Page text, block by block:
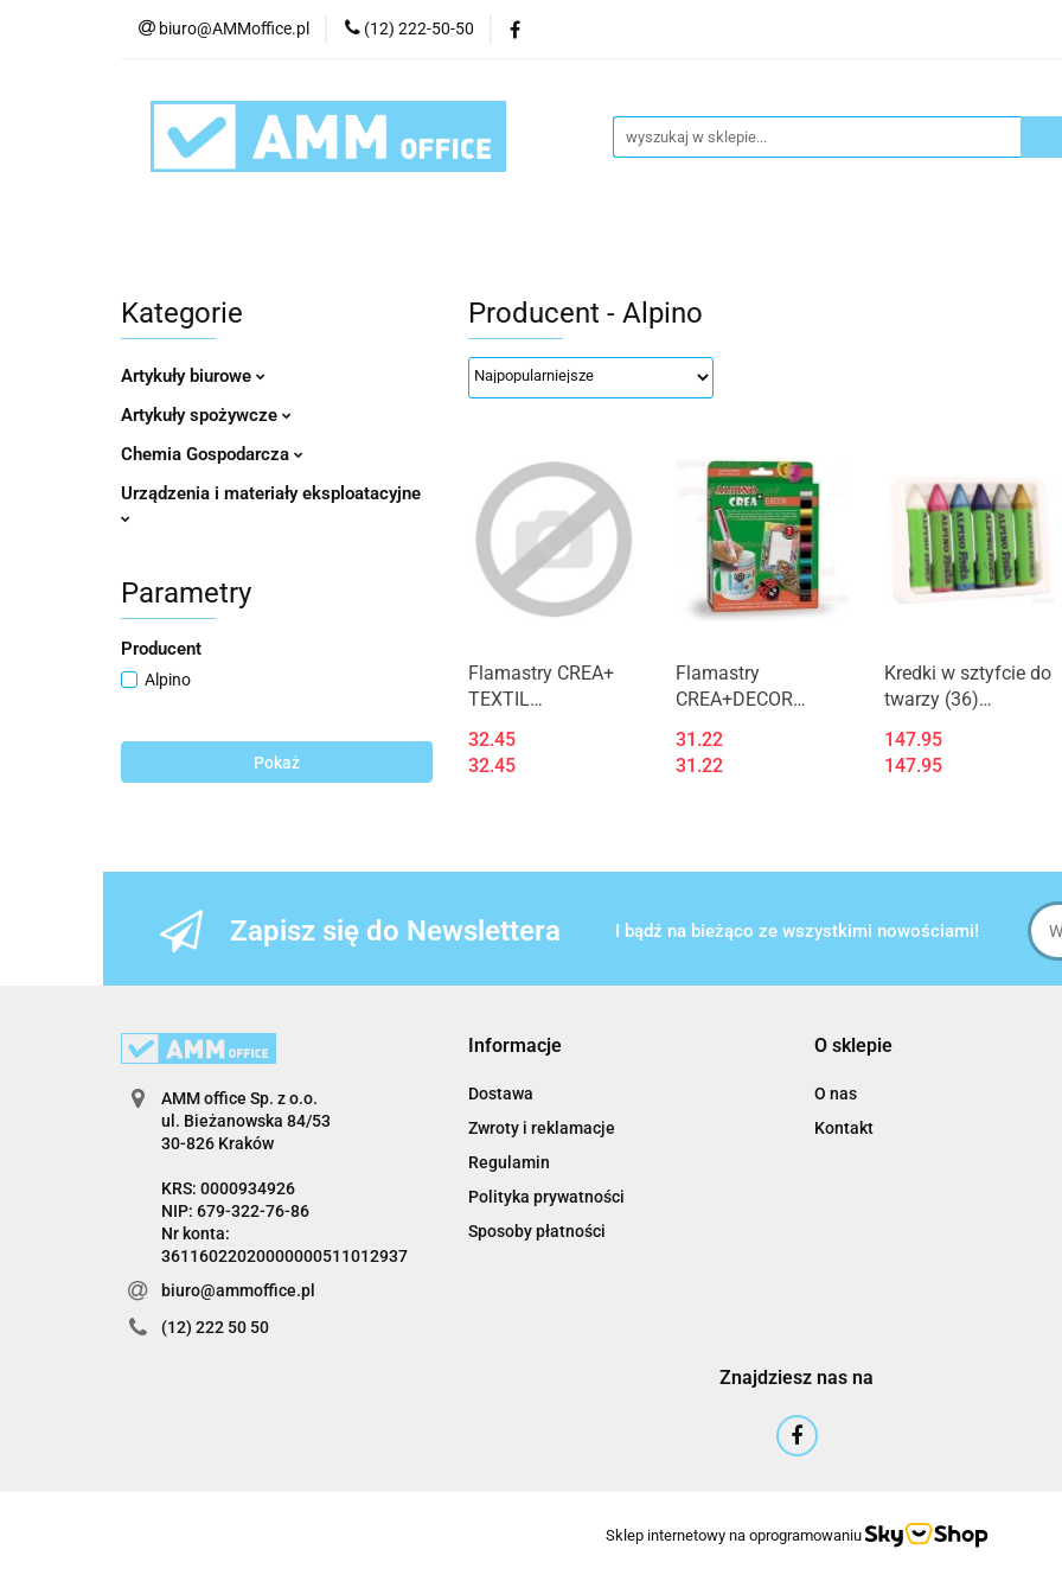
biuro@AMMoffice.pl (12) 222-50-50
Kategorie Artykuły biurowe
Urządzenia i eksploatacja Blog Kontakt
Kategorie
Artykuły biurowe
Artykuły spożywcze
Chemia Gospodarcza
Urządzenia i materiały eksploatacyjne
Parametry
Producent
Alpino
Pokaż
Producent - Alpino
Flamastry CREA+
TEXTIL
ALPINO *5218 (X)
32.45
32.45
Flamastry
CREA+DECOR
31.22
31.22
Kredki w sztyfcie do
twarzy (36)
147.95
147.95
Zapisz się do Newslettera I bądź na bieżąco ze wszystkimi nowościami!
AMM office Sp. z o.o.
ul. Bieżanowska 84/53
30-826 Kraków
KRS: 0000934926
NIP: 679-322-76-86
Nr konta:
36116022020000000511012937
biuro@ammoffice.pl
(12) 222 50 50
Informacje
Dostawa
Zwroty i reklamacje
Regulamin
Polityka prywatności
Sposoby płatności
O sklepie
O nas
Kontakt
Znajdziesz nas na
Sklep internetowy na oprogramowaniu